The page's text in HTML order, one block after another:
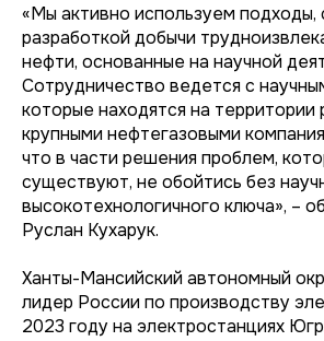
«Мы активно используем подходы,
разработкой добычи
нефти, основанные на научной
Сотрудничество ведется с
которые находятся на территории
крупными нефтегазовыми
что в части решения проблем,
существуют, не обойтись без
высокотехнологичного ключа», –
Руслан Кухарук.
Ханты-Мансийский автономный
лидер России по производству
2023 году на электростанциях